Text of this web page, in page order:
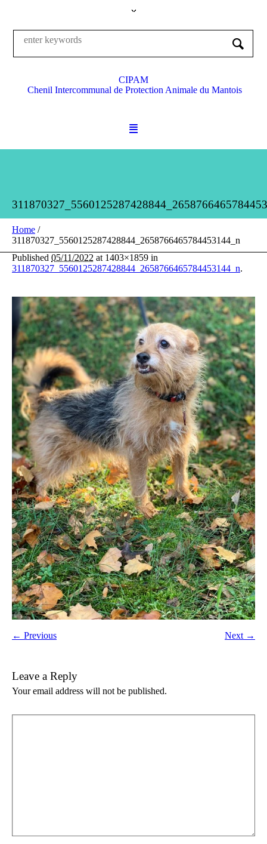
CIPAM
Chenil Intercommunal de Protection Animale du Mantois
Home /
311870327_5560125287428844_2658766465784453144_n
Published 05/11/2022 at 1403×1859 in
311870327_5560125287428844_2658766465784453144_n.
← Previous Next →
Leave a Reply
Your email address will not be published.